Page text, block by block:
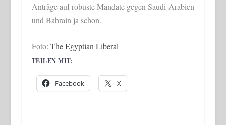
Anträge auf robuste Mandate gegen Saudi-Arabien
und Bahrain ja schon.
Foto: The Egyptian Liberal
TEILEN MIT:
Facebook X